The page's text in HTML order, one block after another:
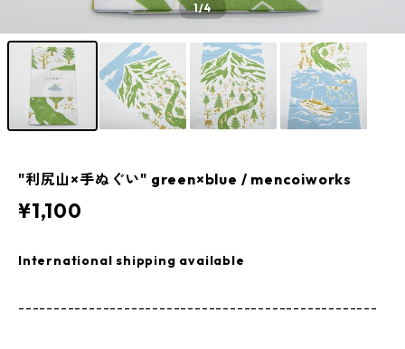
1/4
"利尻山×手ぬぐい" green×blue / mencoiworks
¥1,100
International shipping available
---------------------------------------------------